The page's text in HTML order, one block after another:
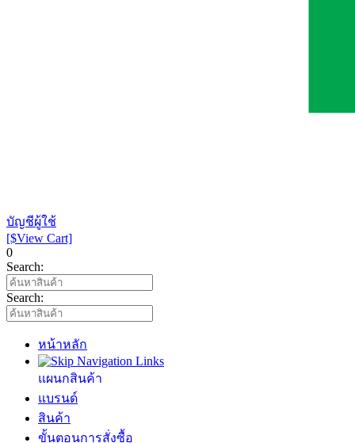
บัญชีผู้ใช้
[$View Cart]
0
Search:
Search:
หน้าหลัก
แผนกสินค้า
แบรนด์
สินค้า
ขั้นตอนการสั่งซื้อ